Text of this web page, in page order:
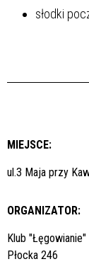
słodki
MIEJSCE:
ul.3 Maja przy
ORGANIZATOR:
Klub "Łęgowianie"
Płocka 246